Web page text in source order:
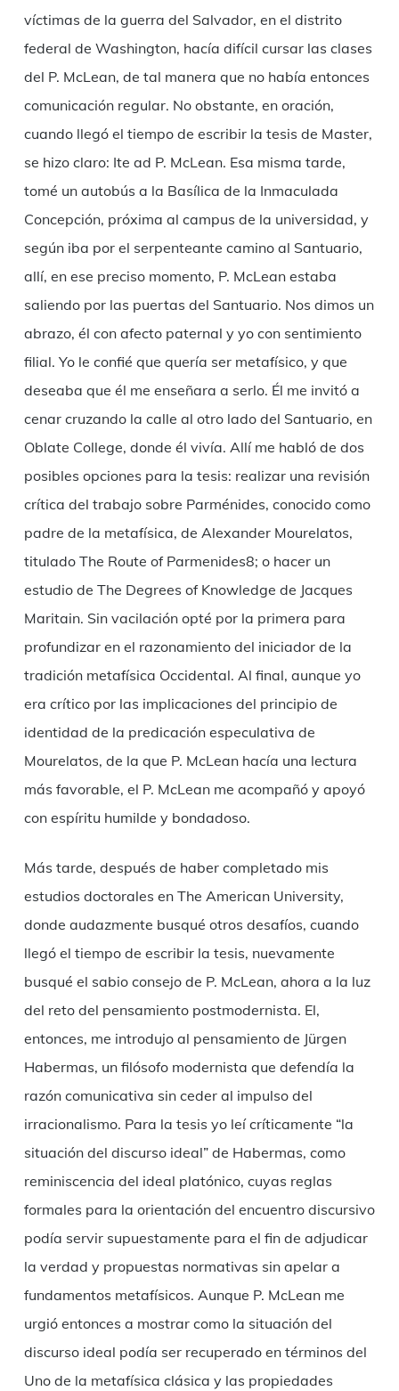
víctimas de la guerra del Salvador, en el distrito
federal de Washington, hacía difícil cursar las clases
del P. McLean, de tal manera que no había entonces
comunicación regular. No obstante, en oración,
cuando llegó el tiempo de escribir la tesis de Master,
se hizo claro: Ite ad P. McLean. Esa misma tarde,
tomé un autobús a la Basílica de la Inmaculada
Concepción, próxima al campus de la universidad, y
según iba por el serpenteante camino al Santuario,
allí, en ese preciso momento, P. McLean estaba
saliendo por las puertas del Santuario. Nos dimos un
abrazo, él con afecto paternal y yo con sentimiento
filial. Yo le confié que quería ser metafísico, y que
deseaba que él me enseñara a serlo. Él me invitó a
cenar cruzando la calle al otro lado del Santuario, en
Oblate College, donde él vivía. Allí me habló de dos
posibles opciones para la tesis: realizar una revisión
crítica del trabajo sobre Parménides, conocido como
padre de la metafísica, de Alexander Mourelatos,
titulado The Route of Parmenides8; o hacer un
estudio de The Degrees of Knowledge de Jacques
Maritain. Sin vacilación opté por la primera para
profundizar en el razonamiento del iniciador de la
tradición metafísica Occidental. Al final, aunque yo
era crítico por las implicaciones del principio de
identidad de la predicación especulativa de
Mourelatos, de la que P. McLean hacía una lectura
más favorable, el P. McLean me acompañó y apoyó
con espíritu humilde y bondadoso.
Más tarde, después de haber completado mis
estudios doctorales en The American University,
donde audazmente busqué otros desafíos, cuando
llegó el tiempo de escribir la tesis, nuevamente
busqué el sabio consejo de P. McLean, ahora a la luz
del reto del pensamiento postmodernista. El,
entonces, me introdujo al pensamiento de Jürgen
Habermas, un filósofo modernista que defendía la
razón comunicativa sin ceder al impulso del
irracionalismo. Para la tesis yo leí críticamente “la
situación del discurso ideal” de Habermas, como
reminiscencia del ideal platónico, cuyas reglas
formales para la orientación del encuentro discursivo
podía servir supuestamente para el fin de adjudicar
la verdad y propuestas normativas sin apelar a
fundamentos metafísicos. Aunque P. McLean me
urgió entonces a mostrar como la situación del
discurso ideal podía ser recuperado en términos del
Uno de la metafísica clásica y las propiedades